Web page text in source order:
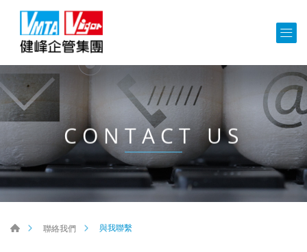
CONTACT US
聯絡我們 與我聯繫